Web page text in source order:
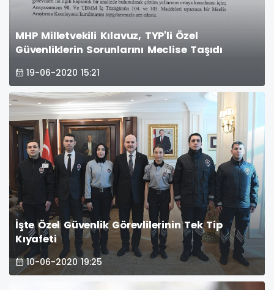
MHP Milletvekili Kılavuz, TYP'li Özel
Güvenliklerin Sorunlarını Meclise Taşıdı
19-06-2020 15:21
İşte Özel Güvenlik Görevlilerinin Tek Tip
Kıyafeti
10-06-2020 19:25